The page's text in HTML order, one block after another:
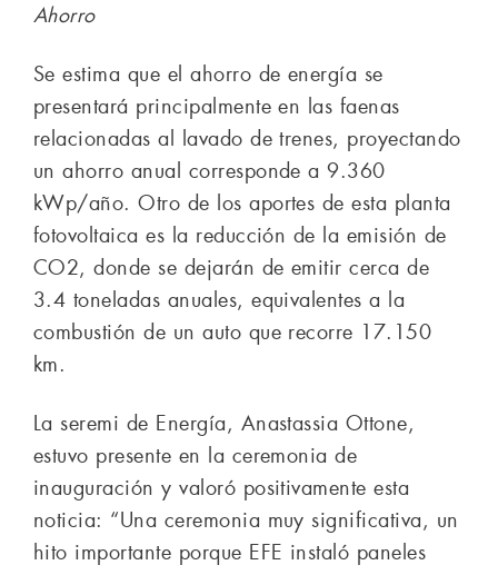
Ahorro
Se estima que el ahorro de energía se
presentará principalmente en las faenas
relacionadas al lavado de trenes, proyectando
un ahorro anual corresponde a 9.360
kWp/año. Otro de los aportes de esta planta
fotovoltaica es la reducción de la emisión de
CO2, donde se dejarán de emitir cerca de
3.4 toneladas anuales, equivalentes a la
combustión de un auto que recorre 17.150
km.
La seremi de Energía, Anastassia Ottone,
estuvo presente en la ceremonia de
inauguración y valoró positivamente esta
noticia: “Una ceremonia muy significativa, un
hito importante porque EFE instaló paneles